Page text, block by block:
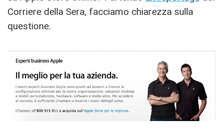
Corriere della Sera, facciamo chiarezza sulla
questione.